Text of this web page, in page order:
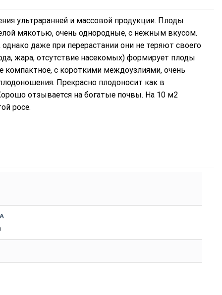
ультраранней и массовой продукции. Плоды
мякотью, очень однородные, с нежным вкусом.
даже при перерастании они не теряют своего
жара, отсутствие насекомых) формирует плоды
компактное, с короткими междоузлиями, очень
Прекрасно плодоносит как в
отзывается на богатые почвы. На 10 м2
росе.